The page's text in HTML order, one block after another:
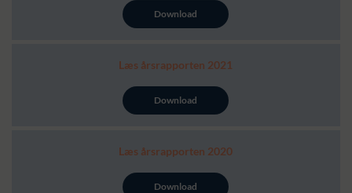
Download
Læs årsrapporten 2021
Download
Læs årsrapporten 2020
Download